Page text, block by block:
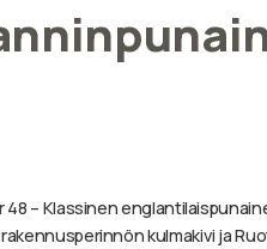
48 – Klassinen
kulmakivi ja